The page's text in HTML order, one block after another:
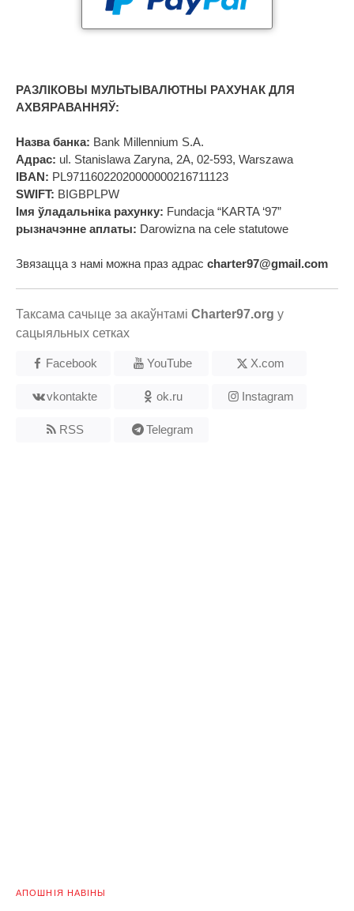
РАЗЛІКОВЫ МУЛЬТЫВАЛЮТНЫ РАХУНАК ДЛЯ
АХВЯРАВАННЯЎ:
Назва банка: Bank Millennium S.A.
Адрас: ul. Stanislawa Zaryna, 2A, 02-593, Warszawa
IBAN: PL97116022020000000216711123
SWIFT: BIGBPLPW
Імя ўладальніка рахунку: Fundacja “KARTA ‘97”
рызначэнне аплаты: Darowizna na cele statutowe
Звязацца з намі можна праз адрас charter97@gmail.com
Таксама сачыце за акаўнтамі Charter97.org у
сацыяльных сетках
Facebook YouTube X.com
vkontakte ok.ru Instagram
RSS Telegram
АПОШНІЯ НАВІНЫ